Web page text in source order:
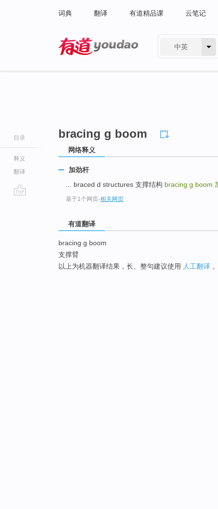
词典 翻译 有道精品课 云笔记
中英
目录
释义
翻译
bracing g boom
网络释义
加劲杆
... braced d structures 支撑结构 bracing g boom
基于1个网页-相关网页
有道翻译
bracing g boom
支撑臂
以上为机器翻译结果，长、整句建议使用 人工翻译